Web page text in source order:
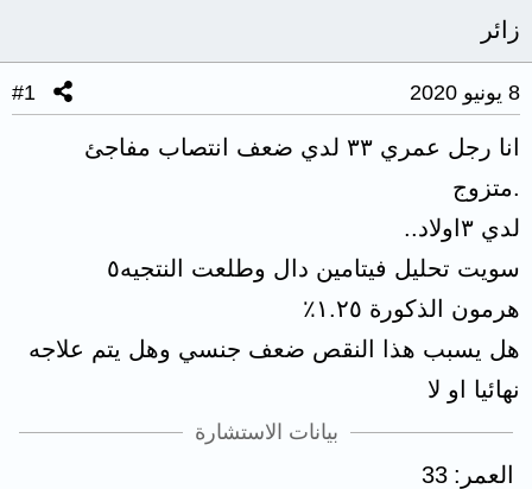
زائر
8 يونيو 2020 #1
انا رجل عمري ٣٣ لدي ضعف انتصاب مفاجئ
.متزوج
لدي ٣اولاد..
سويت تحليل فيتامين دال وطلعت النتجيه٥
هرمون الذكورة ١.٢٥٪؜
هل يسبب هذا النقص ضعف جنسي وهل يتم علاجه
نهائيا او لا
بيانات الاستشارة
العمر
33